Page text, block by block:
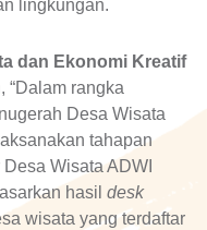
lingkungan.
dan Ekonomi Kreatif
“Dalam rangka
Desa Wisata
tahapan
Wisata ADWI
hasil desk
wisata yang terdaftar